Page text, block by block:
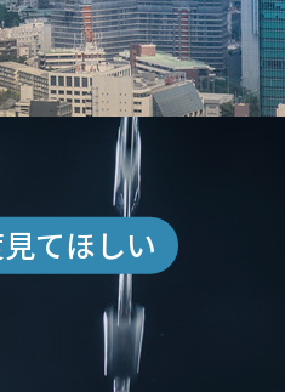
てほしい